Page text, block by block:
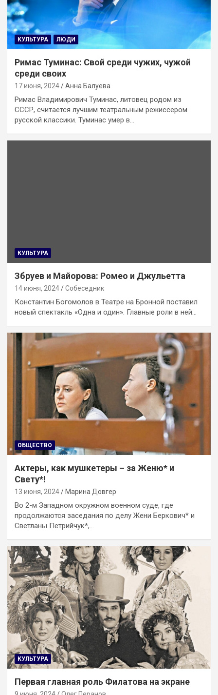
КУЛЬТУРА ЛЮДИ
Римас Туминас: Свой среди чужих, чужой
среди своих
17 июня, 2024 Анна Балуева
Римас Владимирович Туминас, литовец родом из
СССР, считается лучшим театральным режиссером
русской классики. Туминас умер в…
КУЛЬТУРА
Збруев и Майорова: Ромео и Джульетта
14 июня, 2024 Собеседник
Константин Богомолов в Театре на Бронной поставил
новый спектакль «Одна и один». Главные роли в ней…
ОБЩЕСТВО
Актеры, как мушкетеры – за Женю* и
Свету*!
13 июня, 2024 Марина Довгер
Во 2-м Западном окружном военном суде, где
продолжаются заседания по делу Жени Беркович* и
Светланы Петрийчук*,…
КУЛЬТУРА
Первая главная роль Филатова на экране